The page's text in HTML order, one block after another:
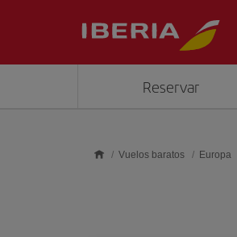
Reservar
Vuelos baratos Europa